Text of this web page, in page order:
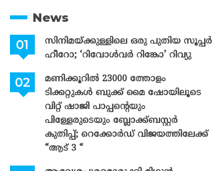
News
സിനിമയ്ക്കുള്ളിലെ ഒരു പുതിയ സൂപ്പർ
ഹീറോ; ‘റിവോൾവർ റിങ്കോ’ റിവ്യു
മണിക്കൂറിൽ 23000 ത്തോളം
ടിക്കറ്റുകൾ ബുക്ക് മൈ ഷോയിലൂടെ
വിറ്റ് ഷാജി പാപ്പന്റെയും
പിള്ളേരുടെയും ബ്ലോക്ക്ബസ്റ്റർ
കുതിപ്പ്; റെക്കോർഡ് വിജയത്തിലേക്ക്
“ആട് 3 “